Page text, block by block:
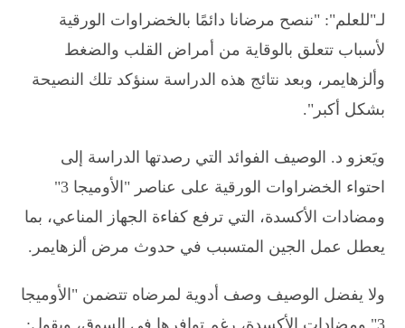
لـ"للعلم": "ننصح مرضانا دائمًا بالخضراوات الورقية
لأسباب تتعلق بالوقاية من أمراض القلب والضغط
وألزهايمر، وبعد نتائج هذه الدراسة سنؤكد تلك النصيحة
بشكل أكبر".
ويَعزو د. الوصيف الفوائد التي رصدتها الدراسة إلى
احتواء الخضراوات الورقية على عناصر "الأوميجا 3"
ومضادات الأكسدة، التي ترفع كفاءة الجهاز المناعي، بما
يعطل عمل الجين المتسبب في حدوث مرض ألزهايمر.
ولا يفضل الوصيف وصف أدوية لمرضاه تتضمن "الأوميجا
3" ومضادات الأكسدة، رغم توافرها في السوق، ويقول: